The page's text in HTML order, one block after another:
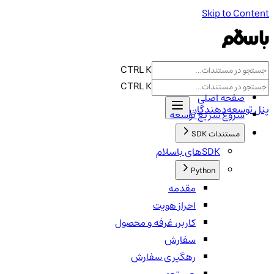
Skip to Content
مستنداتبلاگAPI Reference
CTRL K
پنل توسعه‌دهندگان
CTRL K
صفحه اصلی
شروع سریع توسعه
مستندات SDK
SDKهای باسلام
Python
مقدمه
احراز هویت
کاربر، غرفه و محصول
سفارش
رهگیری سفارش